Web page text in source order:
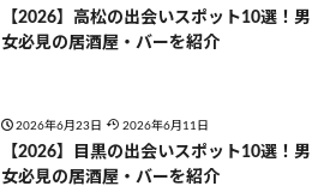
【2026】高松の出会いスポット10選！男
女必見の居酒屋・バーを紹介
2026年6月23日 2026年6月11日
【2026】目黒の出会いスポット10選！男
女必見の居酒屋・バーを紹介